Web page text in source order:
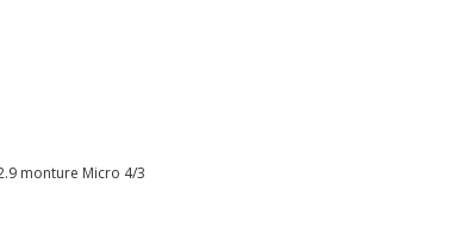
monture Micro 4/3